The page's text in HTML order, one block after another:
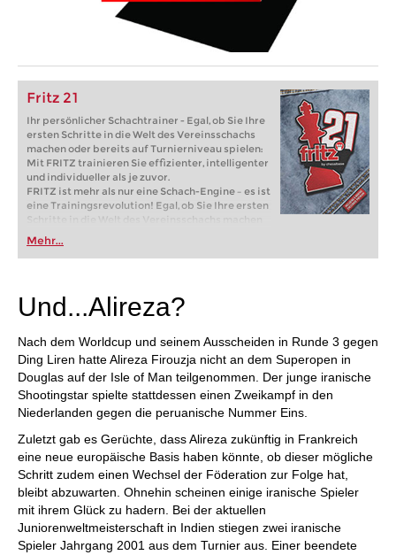
Fritz 21
Ihr persönlicher Schachtrainer - Egal, ob Sie Ihre
ersten Schritte in die Welt des Vereinsschachs
machen oder bereits auf Turnierniveau spielen:
Mit FRITZ trainieren Sie effizienter, intelligenter
und individueller als je zuvor.
FRITZ ist mehr als nur eine Schach-Engine – es ist
eine Trainingsrevolution! Egal, ob Sie Ihre ersten
Schritte in die Welt des Vereinsschachs machen
oder bereits auf Turnierniveau spielen: Mit
FRITZ trainieren Sie effizienter, intelligenter und
individueller als je zuvor.
Mehr...
Und...Alireza?
Nach dem Worldcup und seinem Ausscheiden in Runde 3 gegen
Ding Liren hatte Alireza Firouzja nicht an dem Superopen in
Douglas auf der Isle of Man teilgenommen. Der junge iranische
Shootingstar spielte stattdessen einen Zweikampf in den
Niederlanden gegen die peruanische Nummer Eins.
Zuletzt gab es Gerüchte, dass Alireza zukünftig in Frankreich
eine neue europäische Basis haben könnte, ob dieser mögliche
Schritt zudem einen Wechsel der Föderation zur Folge hat,
bleibt abzuwarten. Ohnehin scheinen einige iranische Spieler
mit ihrem Glück zu hadern. Bei der aktuellen
Juniorenweltmeisterschaft in Indien stiegen zwei iranische
Spieler Jahrgang 2001 aus dem Turnier aus. Einer beendete